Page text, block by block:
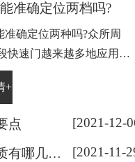
卷闸门、无声门、隔热
车库门、防火玻璃门
目前也正积极研发各种
户提供完整的产品服务与
准确定位两档吗?
准确定位两种吗?众所周
快速门越来越多地应用于
中,因其快速、隔热、清洁
到众多客户的青睐。下面
门能否准确定位这两个问
+
点 [2021-12-
横沥鑫龙轩带你了解防火门材质有哪几种和使用注意事项 [2021-11-